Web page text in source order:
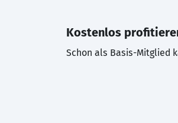
Kostenlos
Schon als Basis-Mitglied